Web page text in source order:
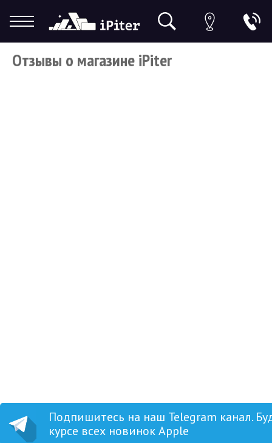
Гарантия Спецпредложения
Отзывы о магазине iPiter
Подпишитесь на наш Telegram канал.
курсе всех новинок Apple